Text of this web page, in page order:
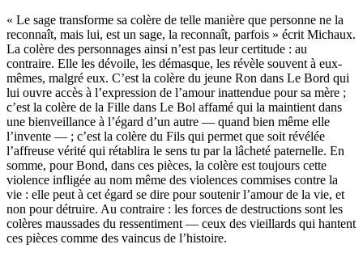
« Le sage transforme sa colère de telle manière que personne ne la
reconnaît, mais lui, est un sage, la reconnaît, parfois » écrit Michaux.
La colère des personnages ainsi n’est pas leur certitude : au
contraire. Elle les dévoile, les démasque, les révèle souvent à eux-
mêmes, malgré eux. C’est la colère du jeune Ron dans Le Bord qui
lui ouvre accès à l’expression de l’amour inattendue pour sa mère ;
c’est la colère de la Fille dans Le Bol affamé qui la maintient dans
une bienveillance à l’égard d’un autre — quand bien même elle
l’invente — ; c’est la colère du Fils qui permet que soit révélée
l’affreuse vérité qui rétablira le sens tu par la lâcheté paternelle. En
somme, pour Bond, dans ces pièces, la colère est toujours cette
violence infligée au nom même des violences commises contre la
vie : elle peut à cet égard se dire pour soutenir l’amour de la vie, et
non pour détruire. Au contraire : les forces de destructions sont les
colères maussades du ressentiment — ceux des vieillards qui hantent
ces pièces comme des vaincus de l’histoire.